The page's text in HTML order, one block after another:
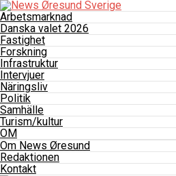
Arbetsmarknad
Danska valet 2026
Fastighet
Forskning
Infrastruktur
Intervjuer
Näringsliv
Politik
Samhälle
Turism/kultur
OM
Om News Øresund
Redaktionen
Kontakt